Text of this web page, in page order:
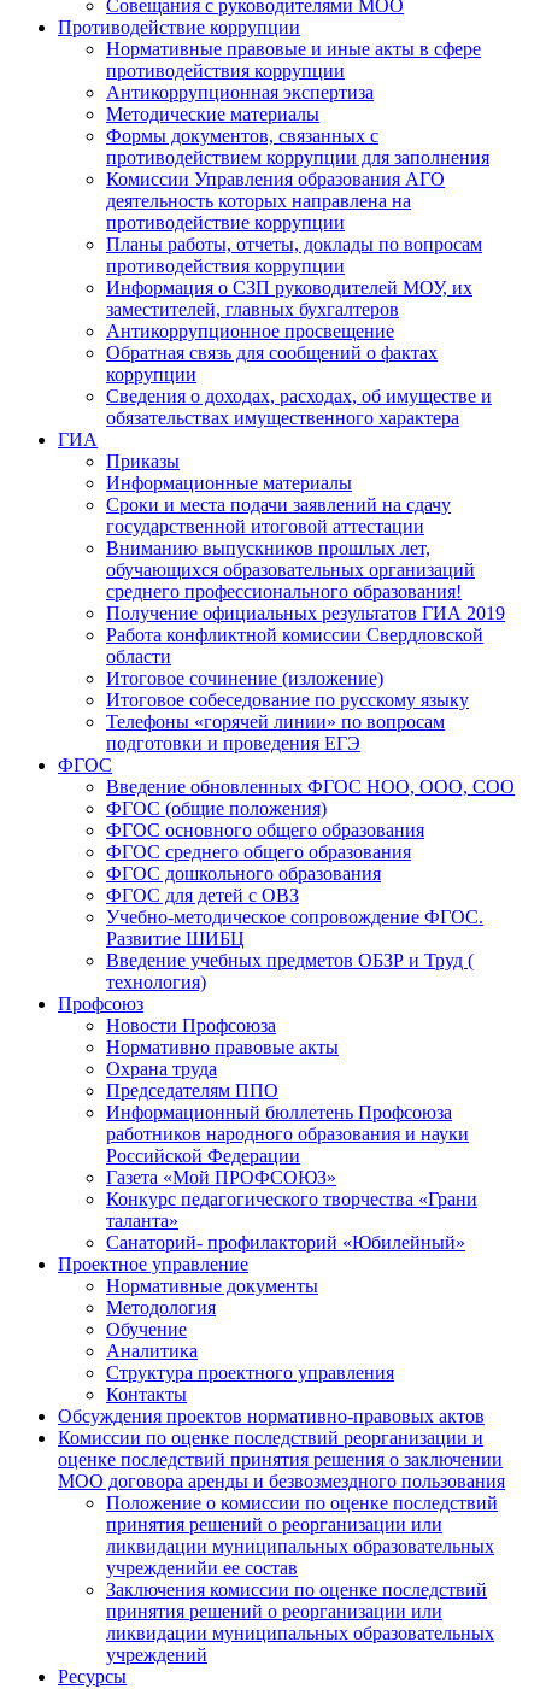
Совещания с руководителями МОО
Противодействие коррупции
Нормативные правовые и иные акты в сфере
противодействия коррупции
Антикоррупционная экспертиза
Методические материалы
Формы документов, связанных с
противодействием коррупции для заполнения
Комиссии Управления образования АГО
деятельность которых направлена на
противодействие коррупции
Планы работы, отчеты, доклады по вопросам
противодействия коррупции
Информация о СЗП руководителей МОУ, их
заместителей, главных бухгалтеров
Антикоррупционное просвещение
Обратная связь для сообщений о фактах
коррупции
Сведения о доходах, расходах, об имуществе и
обязательствах имущественного характера
ГИА
Приказы
Информационные материалы
Сроки и места подачи заявлений на сдачу
государственной итоговой аттестации
Вниманию выпускников прошлых лет,
обучающихся образовательных организаций
среднего профессионального образования!
Получение официальных результатов ГИА 2019
Работа конфликтной комиссии Свердловской
области
Итоговое сочинение (изложение)
Итоговое собеседование по русскому языку
Телефоны «горячей линии» по вопросам
подготовки и проведения ЕГЭ
ФГОС
Введение обновленных ФГОС НОО, ООО, СОО
ФГОС (общие положения)
ФГОС основного общего образования
ФГОС среднего общего образования
ФГОС дошкольного образования
ФГОС для детей с ОВЗ
Учебно-методическое сопровождение ФГОС.
Развитие ШИБЦ
Введение учебных предметов ОБЗР и Труд (
технология)
Профсоюз
Новости Профсоюза
Нормативно правовые акты
Охрана труда
Председателям ППО
Информационный бюллетень Профсоюза
работников народного образования и науки
Российской Федерации
Газета «Мой ПРОФСОЮЗ»
Конкурс педагогического творчества «Грани
таланта»
Санаторий- профилакторий «Юбилейный»
Проектное управление
Нормативные документы
Методология
Обучение
Аналитика
Структура проектного управления
Контакты
Обсуждения проектов нормативно-правовых актов
Комиссии по оценке последствий реорганизации и
оценке последствий принятия решения о заключении
МОО договора аренды и безвозмездного пользования
Положение о комиссии по оценке последствий
принятия решений о реорганизации или
ликвидации муниципальных образовательных
учрежденийи ее состав
Заключения комиссии по оценке последствий
принятия решений о реорганизации или
ликвидации муниципальных образовательных
учреждений
Ресурсы